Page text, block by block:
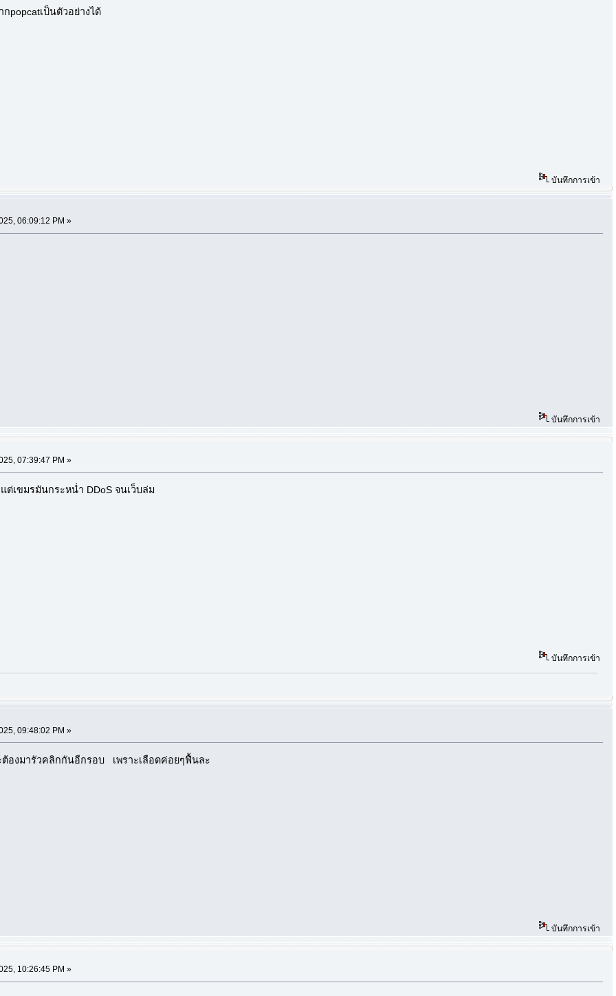
popcatเป็นตัวอย่างได้
บันทึกการเข้า
06:09:12 PM »
บันทึกการเข้า
07:39:47 PM »
เขมรมันกระหน่ำ DDoS จนเว็บล่ม
บันทึกการเข้า
09:48:02 PM »
องมารัวคลิกกันอีกรอบ เพราะเลือดค่อยๆฟื้นละ
บันทึกการเข้า
10:26:45 PM »